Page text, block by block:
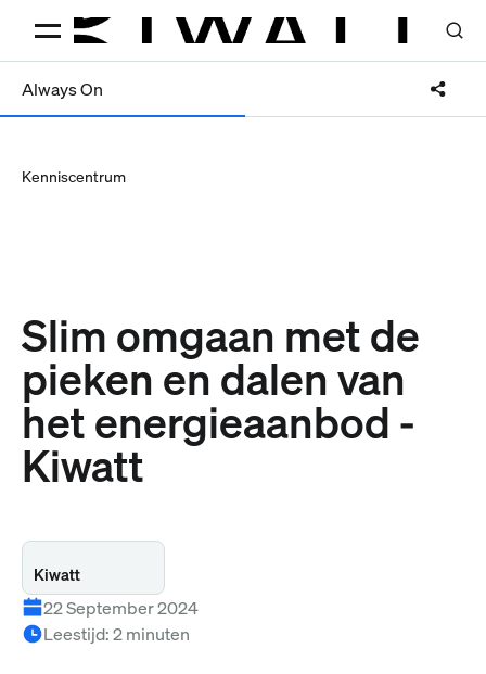
Always On
Kenniscentrum
Slim omgaan met de
pieken en dalen van
het energieaanbod -
Kiwatt
Kiwatt
22 September 2024
Leestijd:2minuten